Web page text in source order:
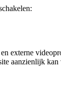
externe
aanzienlijk